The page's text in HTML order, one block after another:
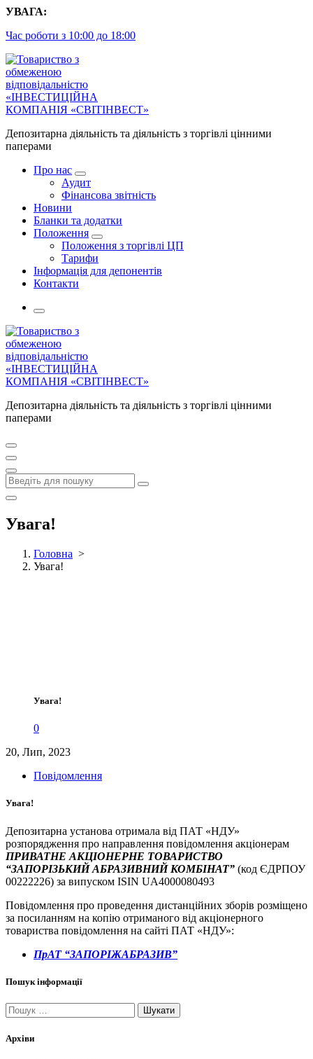
Перейти
контенту
УВАГА:
Час роботи з 10:00 до 18:00
Депозитарна діяльність та діяльність з торгівлі цінними
паперами
Про нас
Аудит
Фінансова звітність
Новини
Бланки та додатки
Положення
Положення з торгівлі ЦП
Тарифи
Інформація для депонентів
Контакти
Депозитарна діяльність та діяльність з торгівлі цінними
паперами
Увага!
Головна >
Увага!
Увага!
0
20, Лип, 2023
Повідомлення
Увага!
Депозитарна установа отримала від ПАТ «НДУ»
розпорядження про направлення повідомлення акціонерам
ПРИВАТНЕ АКЦІОНЕРНЕ ТОВАРИСТВО
“ЗАПОРІЗЬКИЙ АБРАЗИВНИЙ КОМБІНАТ” (код ЄДРПОУ
00222226) за випуском ISIN UA4000080493
Повідомлення про проведення дистанційних зборів розміщено
за посиланням на копію отриманого від акціонерного
товариства повідомлення на сайті ПАТ «НДУ»:
ПрАТ “ЗАПОРІЖАБРАЗИВ”
Пошук інформації
Пошук:
Архіви